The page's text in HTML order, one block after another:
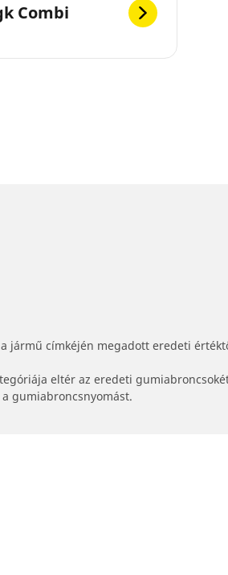
Combi
címkéjén megadott eredeti
eltér az eredeti
gumiabroncsnyomást.